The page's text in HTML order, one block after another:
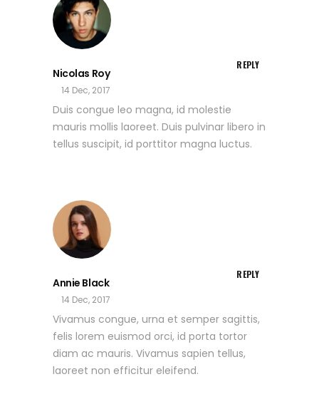
REPLY
Nicolas Roy
14 Dec, 2017
Duis congue leo magna, id molestie
mauris mollis laoreet. Duis pulvinar libero in
tellus suscipit, id porttitor magna luctus.
REPLY
Annie Black
14 Dec, 2017
Vivamus congue, urna et semper sagittis,
felis lorem euismod orci, id porta tortor
diam ac mauris. Vivamus sapien tellus,
laoreet non efficitur eleifend.